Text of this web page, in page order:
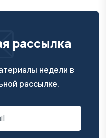
рассылка
недели в
рассылке.